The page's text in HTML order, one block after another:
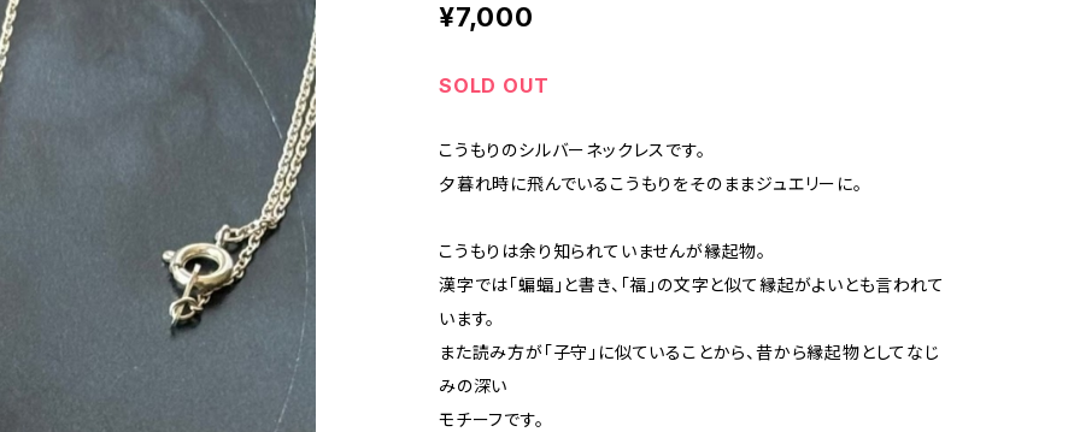
¥7,000
SOLD OUT
こうもりのシルバーネックレスです。
夕暮れ時に飛んでいるこうもりをそのままジュエリーに。
こうもりは余り知られていませんが縁起物。
漢字では「蝙蝠」と書き、｢福」の文字と似て縁起がよいとも言われて
います。
また読み方が｢子守」に似ていることから、昔から縁起物としてなじ
みの深い
モチーフです。